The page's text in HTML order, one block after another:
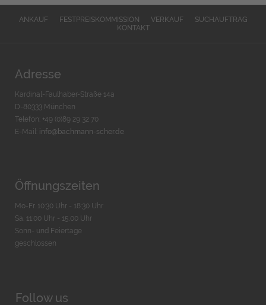
ANKAUF FESTPREISKOMMISSION VERKAUF
SUCHAUFTRAG
KONTAKT
Adresse
Kardinal-Faulhaber-Straße 14a
D-80333 München
Telefon: +49 (0)89 29 32 70
E-Mail: info@bachmann-scher.de
Öffnungszeiten
Mo-Fr. 10:30 Uhr - 18:30 Uhr
Sa. 11:00 Uhr - 15.00 Uhr
Sonn- und Feiertage
geschlossen
Follow us